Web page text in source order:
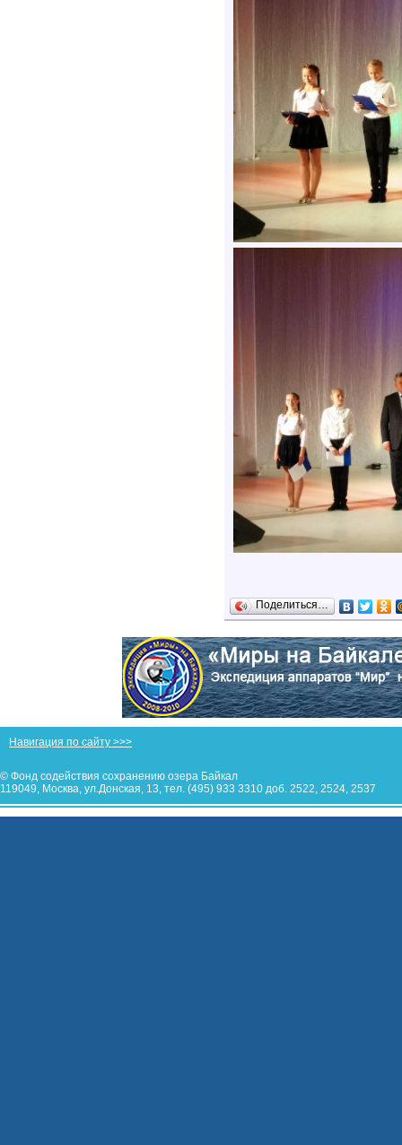
Поделиться…
Навигация по сайту >>>
© Фонд содействия сохранению озера Байкал
119049, Москва, ул.Донская, 13, тел. (495) 933 3310 доб. 2522, 2524, 2537